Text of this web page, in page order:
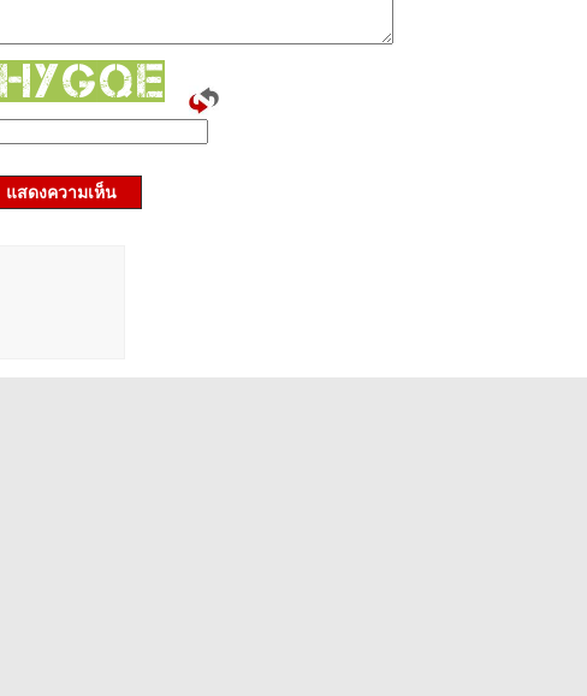
แสดงความเห็น